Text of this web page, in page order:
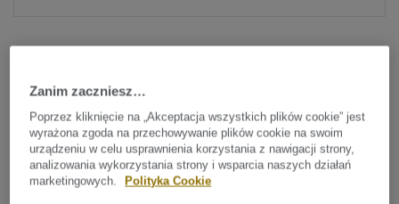
Sprawdź wszystkie wzory (372)
Zanim zaczniesz…
Poprzez kliknięcie na „Akceptacja wszystkich plików cookie” jest
wyrażona zgoda na przechowywanie plików cookie na swoim
urządzeniu w celu usprawnienia korzystania z nawigacji strony,
analizowania wykorzystania strony i wsparcia naszych działań
marketingowych.
Polityka Cookie